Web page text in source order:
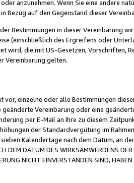
anzunehmen. Wenn Sie eine andere
Bezug auf den Gegenstand dieser
Bestimmungen in dieser Vereinbarung
(einschließlich des Ergreifens oder
wird, die mit US-Gesetzen, Vorschriften,
Vereinbarung gelten.
vor, einzelne oder alle Bestimmungen
geänderte Vereinbarung oder eine
per E-Mail an Ihre zu diesem
der Standardvergütung im
Kalendertage nach dem Datum, an
DEM DATUM DES WIRKSAMWERDENS
NICHT EINVERSTANDEN SIND,